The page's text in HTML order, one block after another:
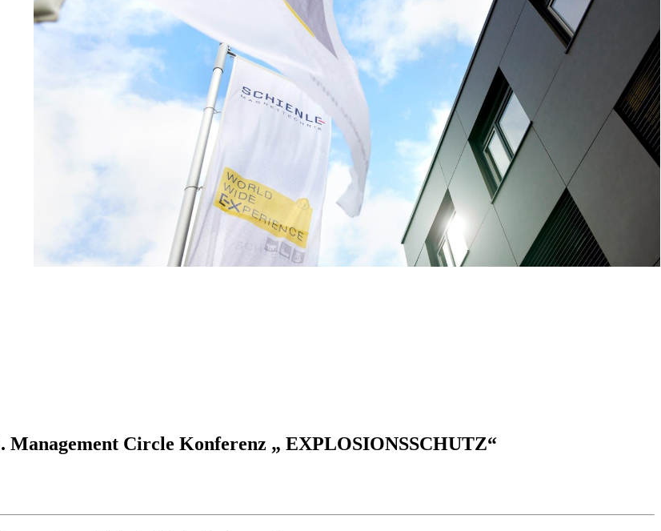
Management Circle Konferenz „ EXPLOSIONSSCHUTZ“